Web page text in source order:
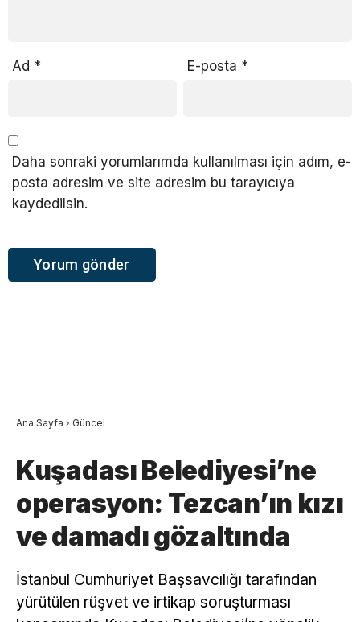
Ad * E-posta *
Daha sonraki yorumlarımda kullanılması için adım, e-
posta adresim ve site adresim bu tarayıcıya
kaydedilsin.
Ana Sayfa › Güncel
Kuşadası Belediyesi’ne
operasyon: Tezcan’ın kızı
ve damadı gözaltında
İstanbul Cumhuriyet Başsavcılığı tarafından
yürütülen rüşvet ve irtikap soruşturması